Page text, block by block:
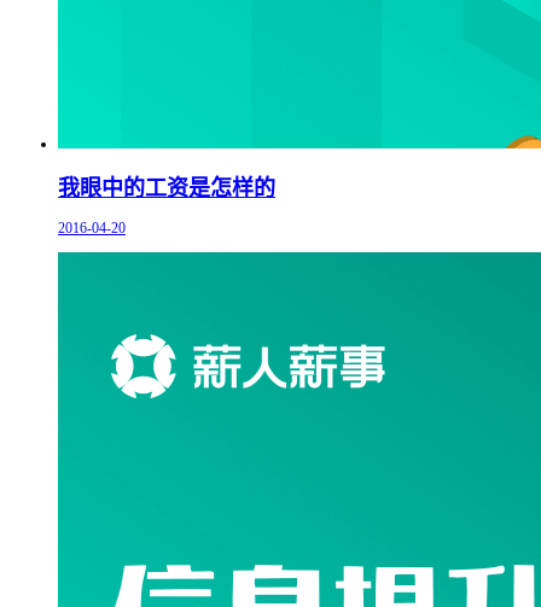
我眼中的工资是怎样的
2016-04-20